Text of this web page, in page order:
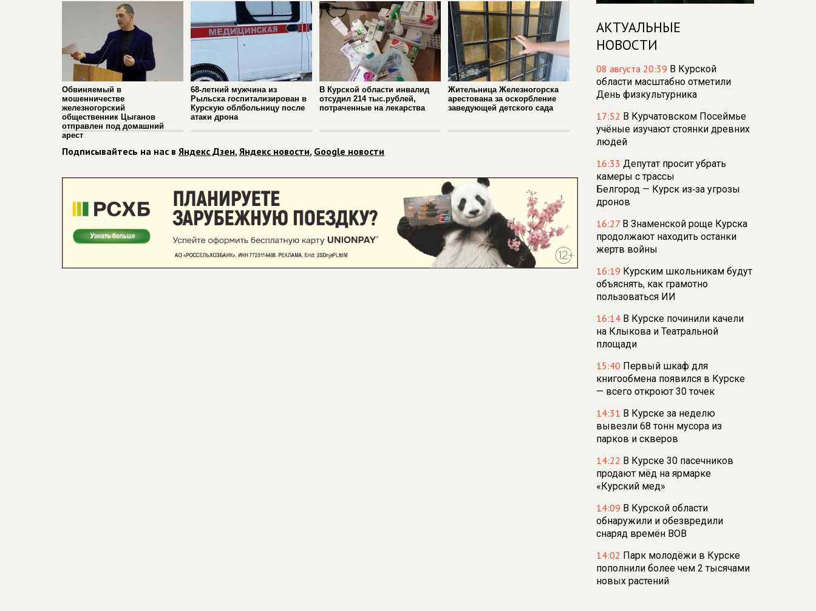
Обвиняемый в
мошенничестве
железногорский
общественник Цыганов
отправлен под домашний
арест
68-летний мужчина из
Рыльска госпитализирован в
Курскую облбольницу после
атаки дрона
В Курской области инвалид
отсудил 214 тыс.рублей,
потраченные на лекарства
Жительница Железногорска
арестована за оскорбление
заведующей детского сада
Подписывайтесь на нас в Яндекс Дзен,Яндекс новости, Google новости
АКТУАЛЬНЫЕ
НОВОСТИ
08 августа 20:39 В Курской
области масштабно отметили
День физкультурника
17:52 В Курчатовском Посеймье
учёные изучают стоянки древних
людей
16:33 Депутат просит убрать
камеры с трассы
Белгород — Курск из‑за угрозы
дронов
16:27 В Знаменской роще Курска
продолжают находить останки
жертв войны
16:19 Курским школьникам будут
объяснять, как грамотно
пользоваться ИИ
16:14 В Курске починили качели
на Клыкова и Театральной
площади
15:40 Первый шкаф для
книгообмена появился в Курске
— всего откроют 30 точек
14:31 В Курске за неделю
вывезли 68 тонн мусора из
парков и скверов
14:22 В Курске 30 пасечников
продают мёд на ярмарке
«Курский мед»
14:09 В Курской области
обнаружили и обезвредили
снаряд времён ВОВ
14:02 Парк молодёжи в Курске
пополнили более чем 2 тысячами
новых растений